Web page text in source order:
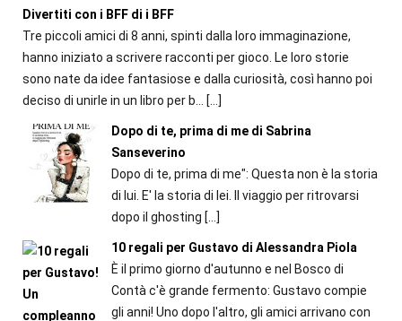
Divertiti con i BFF di i BFF
Tre piccoli amici di 8 anni, spinti dalla loro immaginazione,
hanno iniziato a scrivere racconti per gioco. Le loro storie
sono nate da idee fantasiose e dalla curiosità, così hanno poi
deciso di unirle in un libro per b...
[…]
Dopo di te, prima di me di Sabrina
Sanseverino
Dopo di te, prima di me": Questa non è la storia
di lui. E' la storia di lei. Il viaggio per ritrovarsi
dopo il ghosting […]
10 regali per Gustavo di Alessandra Piola
È il primo giorno d'autunno e nel Bosco di
Contà c'è grande fermento: Gustavo compie
gli anni! Uno dopo l'altro, gli amici arrivano con